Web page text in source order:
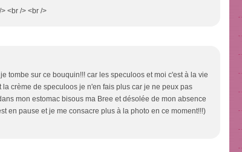
<br /> <br />
tombe sur ce bouquin!!! car les speculoos et moi c'est à la vie
la crème de speculoos je n'en fais plus car je ne peux pas
mon estomac bisous ma Bree et désolée de mon absence
en pause et je me consacre plus à la photo en ce moment!!!)